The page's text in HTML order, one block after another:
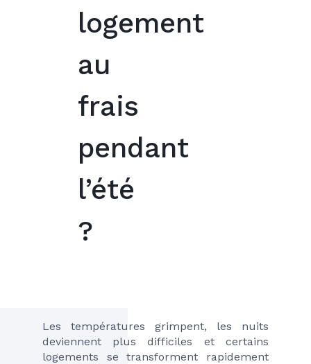
logement
au
frais
pendant
l’été
?
Les températures grimpent, les nuits
deviennent plus difficiles et certains
logements se transforment rapidement